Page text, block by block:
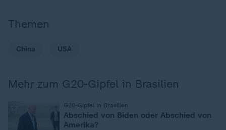
Themen
China USA
Mehr zum G20-Gipfel in Brasilien
G20-Gipfel in Brasilien
Abschied von Biden oder Abschied von
Amerika?